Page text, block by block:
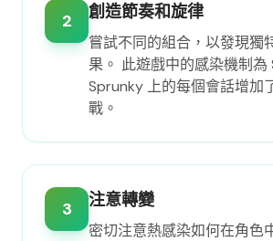
2 創造節奏和旋律
嘗試不同的組合，以發現獨
果。 此遊戲中的感染機制為
Sprunky 上的每個會話增加
戰。
3 注意轉變
密切注意熱感染如何在角色